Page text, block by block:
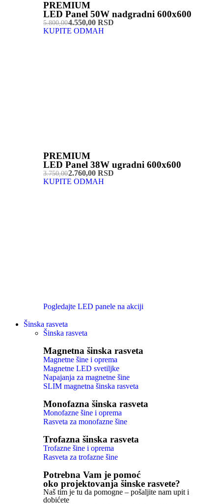
PREMIUM
LED Panel 50W nadgradni 600x600
5.800,004.550,00 RSD
KUPITE ODMAH
PREMIUM
LED Panel 38W ugradni 600x600
3.750,002.760,00 RSD
KUPITE ODMAH
Pogledajte LED panele na akciji
Šinska rasveta
Šinska rasveta
Magnetna šinska rasveta
Magnetne šine i oprema
Magnetne LED svetiljke
Napajanja za magnetne šine
SLIM magnetna šinska rasveta
Monofazna šinska rasveta
Monofazne šine i oprema
Rasveta za monofazne šine
Trofazna šinska rasveta
Trofazne šine i oprema
Rasveta za trofazne šine
Potrebna Vam je pomoć
oko projektovanja šinske rasvete?
Naš tim je tu da pomogne – pošaljite nam upit i
dobićete